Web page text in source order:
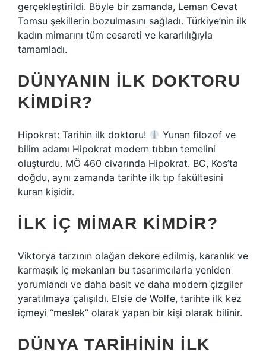
gerçekleştirildi. Böyle bir zamanda, Leman Cevat
Tomsu şekillerin bozulmasını sağladı. Türkiye’nin ilk
kadın mimarını tüm cesareti ve kararlılığıyla
tamamladı.
DÜNYANIN ILK DOKTORU
KIMDIR?
Hipokrat: Tarihin ilk doktoru!
Yunan filozof ve
bilim adamı Hipokrat modern tıbbın temelini
oluşturdu. MÖ 460 civarında Hipokrat. BC, Kos’ta
doğdu, aynı zamanda tarihte ilk tıp fakültesini
kuran kişidir.
İLK IÇ MIMAR KIMDIR?
Viktorya tarzının olağan dekore edilmiş, karanlık ve
karmaşık iç mekanları bu tasarımcılarla yeniden
yorumlandı ve daha basit ve daha modern çizgiler
yaratılmaya çalışıldı. Elsie de Wolfe, tarihte ilk kez
içmeyi “meslek” olarak yapan bir kişi olarak bilinir.
DÜNYA TARIHININ ILK